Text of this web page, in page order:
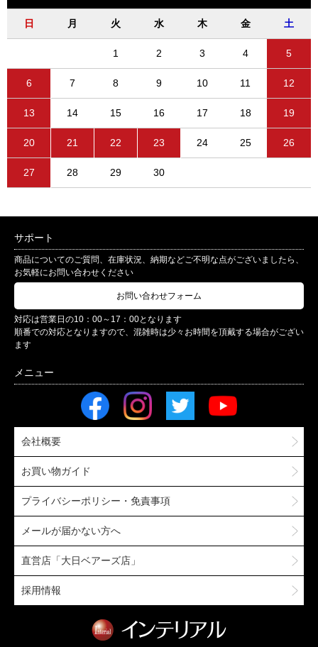
日 月 火 水 木 金 土
1 2 3 4 5
6 7 8 9 10 11 12
13 14 15 16 17 18 19
20 21 22 23 24 25 26
27 28 29 30
サポート
商品についてのご質問、在庫状況、納期などご不明な点がございましたら、
お気軽にお問い合わせください
お問い合わせフォーム
対応は営業日の10：00～17：00となります
順番での対応となりますので、混雑時は少々お時間を頂戴する場合がござい
ます
会社概要
お買い物ガイド
プライバシーポリシー・免責事項
メールが届かない方へ
直営店「大日ベアーズ店」
採用情報